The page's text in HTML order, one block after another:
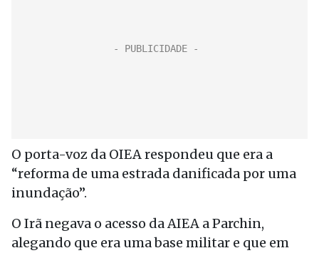
O porta-voz da OIEA respondeu que era a
“reforma de uma estrada danificada por uma
inundação”.
O Irã negava o acesso da AIEA a Parchin,
alegando que era uma base militar e que em